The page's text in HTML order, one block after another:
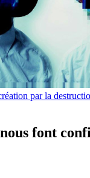
par la
font